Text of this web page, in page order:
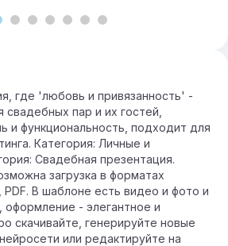
где 'любовь и привязанность' -
пар и их гостей,
и функциональность, подходит для
Категория: Личные и
Свадебная презентация.
загрузка в форматах
PDF. В шаблоне есть видео и фото и
оформление - элегантное и
скачивайте, генерируйте новые
или редактируйте на